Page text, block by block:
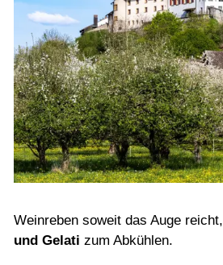
Weinreben soweit das Auge reicht,
und Gelati zum Abkühlen.